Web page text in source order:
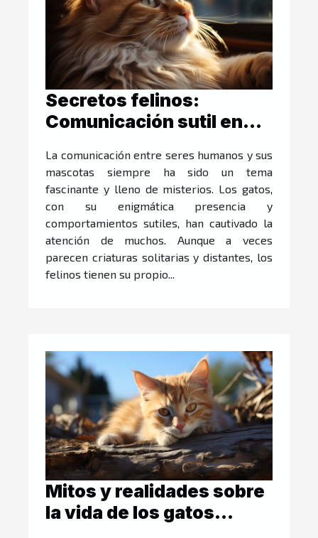
Secretos felinos:
Comunicación sutil en
La comunicación entre seres humanos y sus
mascotas siempre ha sido un tema
fascinante y lleno de misterios. Los gatos,
con su enigmática presencia y
comportamientos sutiles, han cautivado la
atención de muchos. Aunque a veces
parecen criaturas solitarias y distantes, los
felinos tienen su propio...
Mitos y realidades sobre
la vida de los gatos